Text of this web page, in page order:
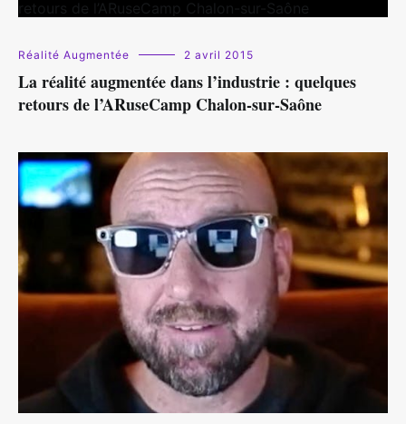
Réalité Augmentée 2 avril 2015
La réalité augmentée dans l’industrie : quelques
retours de l’ARuseCamp Chalon-sur-Saône